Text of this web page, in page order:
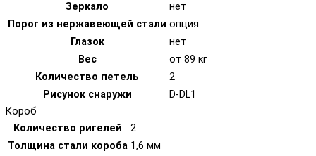
Зеркало
нет
Порог из нержавеющей стали опция
Глазок
нет
Вес
от 89 кг
Количество петель
2
Рисунок снаружи
D-DL1
Короб
Количество ригелей
2
Толщина стали короба 1,6 мм